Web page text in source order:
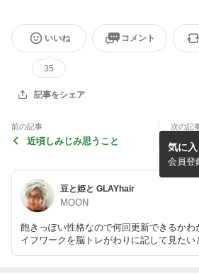
いいね
35
コメント
記事をシェア
前の記事
近頃しみじみ思うこと
次の記
豆と姫と GLAYhair
MOON
飽きっぽい性格なので何回更新できるかわ
イフワークを脳トレがわりに記して見た
願いします、、 日頃のwhy?、愛猫、グレイヘア などなどが主流に
気に
会員登